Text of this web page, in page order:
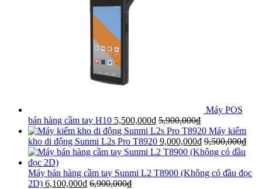
Máy POS
bán hàng cầm tay H10 5,500,000₫ 5,900,000₫
Máy kiểm
kho di động Sunmi L2s Pro T8920 9,000,000₫ 9,500,000₫
Máy bán hàng cầm tay Sunmi L2 T8900 (Không có đầu đọc
2D) 6,100,000₫ 6,900,000₫